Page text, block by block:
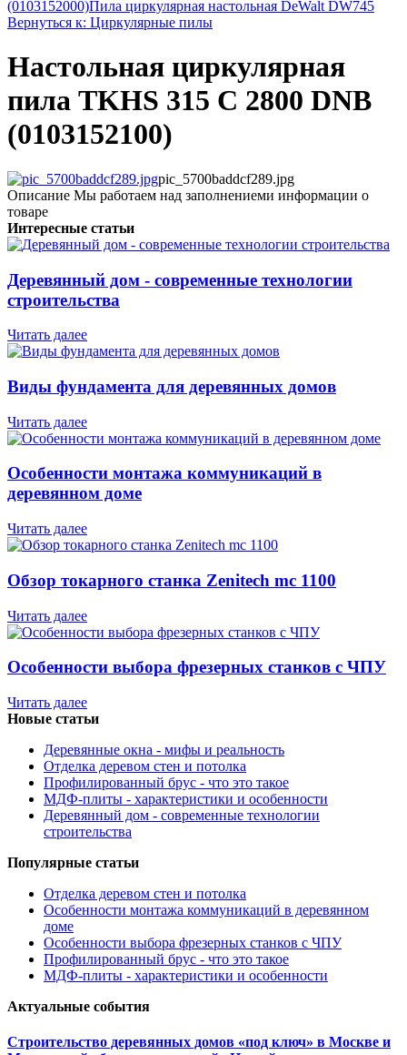
(0103152000)Пила циркулярная настольная DeWalt DW745
Вернуться к: Циркулярные пилы
Настольная циркулярная
пила TKHS 315 C 2800 DNB
(0103152100)
pic_5700baddcf289.jpg
Описание Мы работаем над заполнениеми информации о
товаре
Интересные статьи
Деревянный дом - современные технологии
строительства
Читать далее
Виды фундамента для деревянных домов
Читать далее
Особенности монтажа коммуникаций в
деревянном доме
Читать далее
Обзор токарного станка Zenitech mc 1100
Читать далее
Особенности выбора фрезерных станков с ЧПУ
Читать далее
Новые статьи
Деревянные окна - мифы и реальность
Отделка деревом стен и потолка
Профилированный брус - что это такое
МДФ-плиты - характеристики и особенности
Деревянный дом - современные технологии
строительства
Популярные статьи
Отделка деревом стен и потолка
Особенности монтажа коммуникаций в деревянном
доме
Особенности выбора фрезерных станков с ЧПУ
Профилированный брус - что это такое
МДФ-плиты - характеристики и особенности
Актуальные события
Строительство деревянных домов «под ключ» в Москве и